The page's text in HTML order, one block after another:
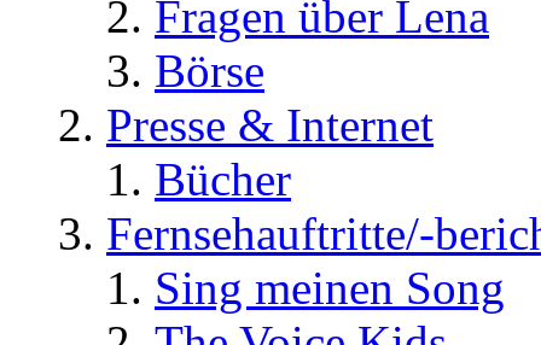
Fragen über Lena
Börse
Presse & Internet
Bücher
Fernsehauftritte/-
Sing meinen Song